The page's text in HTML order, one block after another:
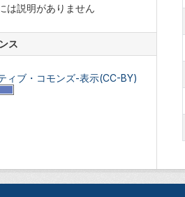
は説明がありません
ス
ィブ・コモンズ-表示(CC-BY)